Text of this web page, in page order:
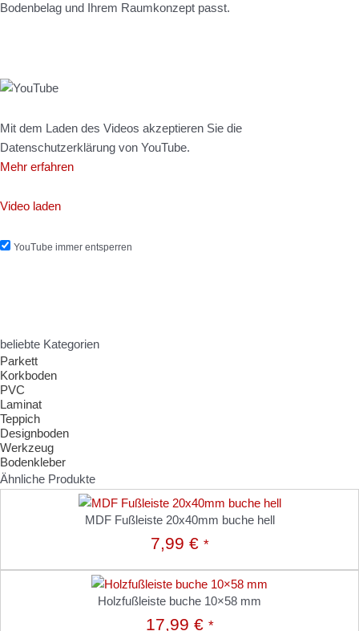
Bodenbelag und Ihrem Raumkonzept passt.
Mit dem Laden des Videos akzeptieren Sie die
Datenschutzerklärung von YouTube.
Mehr erfahren
Video laden
YouTube immer entsperren
beliebte Kategorien
Parkett
Korkboden
PVC
Laminat
Teppich
Designboden
Werkzeug
Bodenkleber
Ähnliche Produkte
MDF Fußleiste 20x40mm buche hell
7,99 € *
Holzfußleiste buche 10×58 mm
17,99 € *